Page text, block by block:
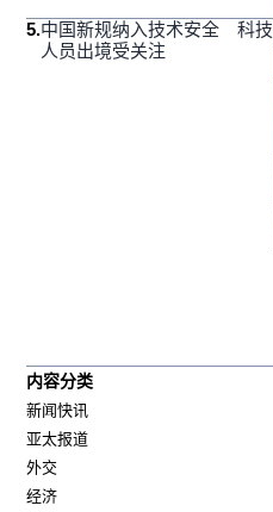
5.中国新规纳入技术安全 科技
人员出境受关注
内容分类
新闻快讯
亚太报道
外交
经济